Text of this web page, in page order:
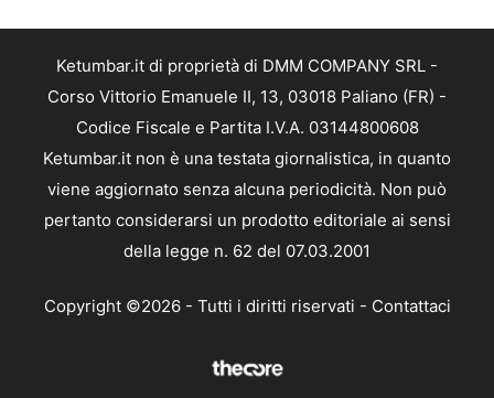
Ketumbar.it di proprietà di DMM COMPANY SRL -
Corso Vittorio Emanuele II, 13, 03018 Paliano (FR) -
Codice Fiscale e Partita I.V.A. 03144800608
Ketumbar.it non è una testata giornalistica, in quanto
viene aggiornato senza alcuna periodicità. Non può
pertanto considerarsi un prodotto editoriale ai sensi
della legge n. 62 del 07.03.2001
Copyright ©2026 - Tutti i diritti riservati - Contattaci